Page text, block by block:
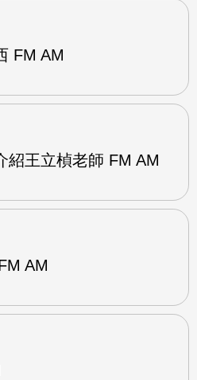
FM AM
紹王立楨老師 FM AM
AM